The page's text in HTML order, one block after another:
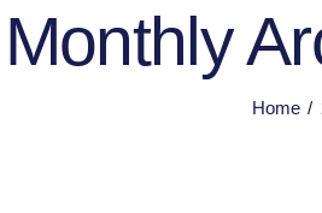
Monthly
Home